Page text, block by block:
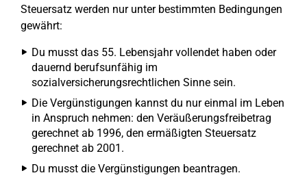
Steuersatz werden nur unter bestimmten Bedingungen
gewährt:
Du musst das 55. Lebensjahr vollendet haben oder
dauernd berufsunfähig im
sozialversicherungsrechtlichen Sinne sein.
Die Vergünstigungen kannst du nur einmal im Leben
in Anspruch nehmen: den Veräußerungsfreibetrag
gerechnet ab 1996, den ermäßigten Steuersatz
gerechnet ab 2001.
Du musst die Vergünstigungen beantragen.